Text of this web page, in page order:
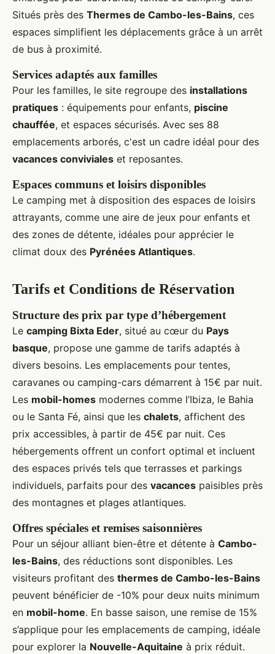
Situés près des Thermes de Cambo-les-Bains, ces
espaces simplifient les déplacements grâce à un arrêt
de bus à proximité.
Services adaptés aux familles
Pour les familles, le site regroupe des installations
pratiques : équipements pour enfants, piscine
chauffée, et espaces sécurisés. Avec ses 88
emplacements arborés, c'est un cadre idéal pour des
vacances conviviales et reposantes.
Espaces communs et loisirs disponibles
Le camping met à disposition des espaces de loisirs
attrayants, comme une aire de jeux pour enfants et
des zones de détente, idéales pour apprécier le
climat doux des Pyrénées Atlantiques.
Tarifs et Conditions de Réservation
Structure des prix par type d’hébergement
Le camping Bixta Eder, situé au cœur du Pays
basque, propose une gamme de tarifs adaptés à
divers besoins. Les emplacements pour tentes,
caravanes ou camping-cars démarrent à 15€ par nuit.
Les mobil-homes modernes comme l’Ibiza, le Bahia
ou le Santa Fé, ainsi que les chalets, affichent des
prix accessibles, à partir de 45€ par nuit. Ces
hébergements offrent un confort optimal et incluent
des espaces privés tels que terrasses et parkings
individuels, parfaits pour des vacances paisibles près
des montagnes et plages atlantiques.
Offres spéciales et remises saisonnières
Pour un séjour alliant bien-être et détente à Cambo-
les-Bains, des réductions sont disponibles. Les
visiteurs profitant des thermes de Cambo-les-Bains
peuvent bénéficier de -10% pour deux nuits minimum
en mobil-home. En basse saison, une remise de 15%
s’applique pour les emplacements de camping, idéale
pour explorer la Nouvelle-Aquitaine à prix réduit.